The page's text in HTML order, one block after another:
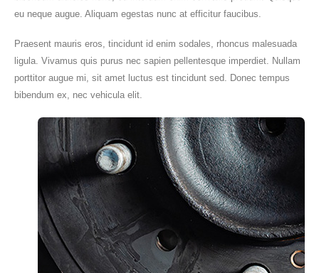
eu neque augue. Aliquam egestas nunc at efficitur faucibus.
Praesent mauris eros, tincidunt id enim sodales, rhoncus malesuada
ligula. Vivamus quis purus nec sapien pellentesque imperdiet. Nullam
porttitor augue mi, sit amet luctus est tincidunt sed. Donec tempus
bibendum ex, nec vehicula elit.